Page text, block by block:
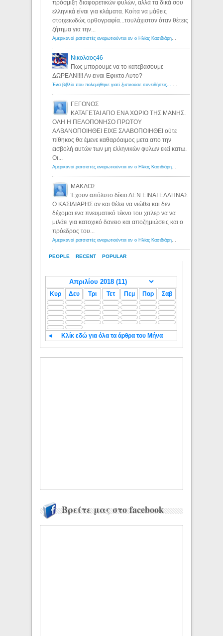
PEOPLE RECENT POPULAR
πρόσμιξη διαφορετικών φυλών, αλλά τα δικά σου
ελληνικά είναι για κλάματα. Κοίτα να μάθεις
στοιχειωδώς ορθογραφία...τουλάχιστον όταν θέτεις
ζήτημα για την...
Αμερικανοί ρατσιστές αναρωτιούνται αν ο Ηλίας Κασιδιάρης ανήκει στη λευκή φυλή... - Λόγιος Ερμής
Νικολαος46
Πως μπορουμε να το κατεβασουμε
ΔΩΡΕΑΝ!!!! Αν ειναι Εφικτο Αυτο?
Ένα βιβλίο που πολεμήθηκε γιατί ξυπνούσε συνειδήσεις... - Λόγιος Ερμής | Η γνώση ξεκινάει με την αναζήτηση...
ΓΕΓΟΝΟΣ
ΚΑΤΑΓΕΤΑΙ ΑΠΟ ΕΝΑ ΧΩΡΙΟ ΤΗΣ ΜΑΝΗΣ.
ΟΛΗ Η ΠΕΛΟΠΟΝΗΣΟ ΠΡΩΤΟΥ
ΑΛΒΑΝΟΠΟΙΗΘΕΙ ΕΙΧΕ ΣΛΑΒΟΠΟΙΗΘΕΙ ούτε
πίθηκος θα έμενε καθαρόαιμος μετα απο την
εισβολή αυτών των μη ελληνικών φυλων εκεί κατω.
Οι...
Αμερικανοί ρατσιστές αναρωτιούνται αν ο Ηλίας Κασιδιάρης ανήκει στη λευκή φυλή... - Λόγιος Ερμής
ΜΑΚΔΟΣ
Έχουν απόλυτο δίκιο ΔΕΝ ΕΙΝΑΙ ΕΛΛΗΝΑΣ
Ο ΚΑΣΙΔΙΑΡΗΣ αν και θέλει να νιώθει και δεν
δέχομαι ενα πνευματικό τέκνο του χιτλερ να να
μιλάει για κατοχικό δανειο και αποζημιώσεις και ο
πρόεδρος του...
Αμερικανοί ρατσιστές αναρωτιούνται αν ο Ηλίας Κασιδιάρης ανήκει στη λευκή φυλή... - Λόγιος Ερμής
Κυρ Δευ Τρι Τετ Πεμ Παρ Σαβ
◄ Κλίκ εδώ για όλα τα άρθρα του Μήνα
Βρείτε μας στο facebook